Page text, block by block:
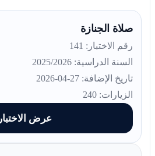
صلاة الجنازة
رقم الاختبار: 141
السنة الدراسية: 2025/2026
تاريخ الإضافة: 27-04-2026
الزيارات: 240
عرض الاختبار